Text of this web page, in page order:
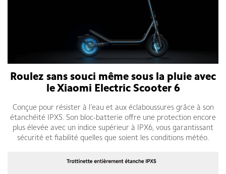
Roulez sans souci même sous la pluie avec
le Xiaomi Electric Scooter 6
Conçue pour résister à l’eau et aux éclaboussures grâce à son
étanchéité IPX5. Son bloc-batterie offre une protection encore
plus élevée avec un indice supérieur à IPX6, vous garantissant
sécurité et fiabilité quelles que soient les conditions météo.